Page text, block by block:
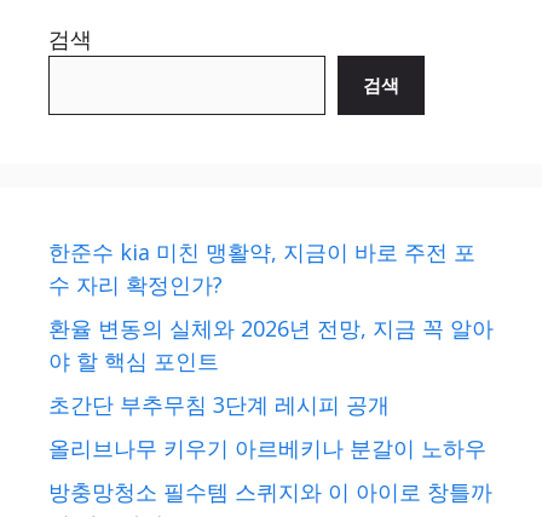
검색
검색
한준수 kia 미친 맹활약, 지금이 바로 주전 포
수 자리 확정인가?
환율 변동의 실체와 2026년 전망, 지금 꼭 알아
야 할 핵심 포인트
초간단 부추무침 3단계 레시피 공개
올리브나무 키우기 아르베키나 분갈이 노하우
방충망청소 필수템 스퀴지와 이 아이로 창틀까